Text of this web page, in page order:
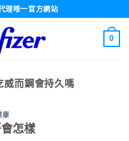
理唯一官方網站
0
威而鋼會持久嗎
康
怎樣